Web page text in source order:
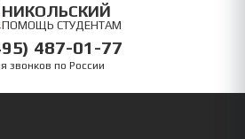
НИКОЛЬСКИЙ
ПОМОЩЬ СТУДЕНТАМ
487-01-77
звонков по России